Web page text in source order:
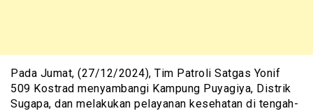
Pada Jumat, (27/12/2024), Tim Patroli Satgas Yonif
509 Kostrad menyambangi Kampung Puyagiya, Distrik
Sugapa, dan melakukan pelayanan kesehatan di tengah-